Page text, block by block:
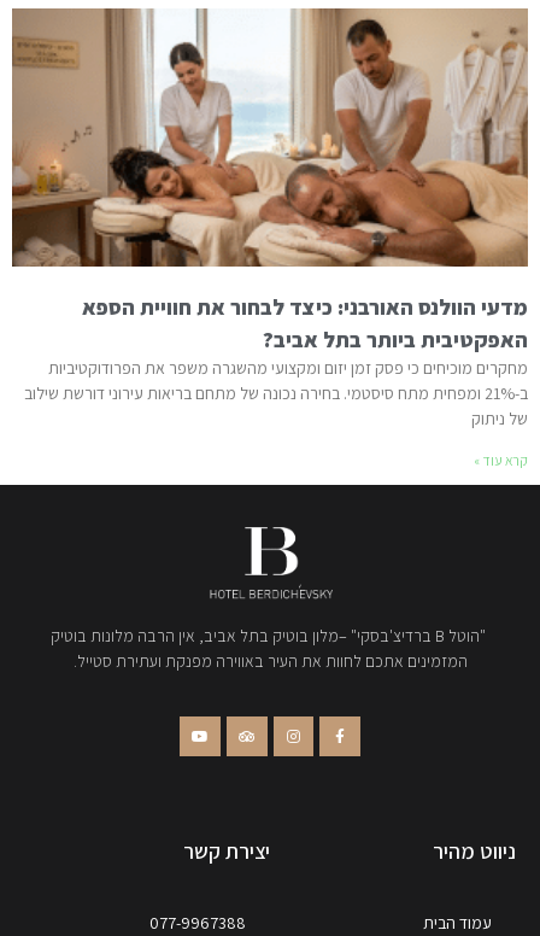
מדעי הוולנס האורבני: כיצד לבחור את חוויית הספא
האפקטיבית ביותר בתל אביב?
מחקרים מוכיחים כי פסק זמן יזום ומקצועי מהשגרה משפר את הפרודוקטיביות
ב-21% ומפחית מתח סיסטמי. בחירה נכונה של מתחם בריאות עירוני דורשת שילוב
של ניתוק
קרא עוד »
"הוטל B ברדיצ'בסקי" –מלון בוטיק בתל אביב, אין הרבה מלונות בוטיק
המזמינים אתכם לחוות את העיר באווירה מפנקת ועתירת סטייל.
ניווט מהיר
עמוד הבית
יצירת קשר
077-9967388